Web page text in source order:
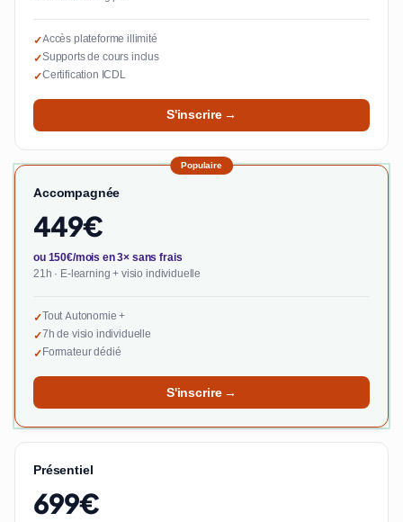
✓Accès plateforme illimité
✓Supports de cours inclus
✓Certification ICDL
S'inscrire →
Populaire
Accompagnée
449€
ou 150€/mois en 3× sans frais
21h · E-learning + visio individuelle
✓Tout Autonomie +
✓7h de visio individuelle
✓Formateur dédié
S'inscrire →
Présentiel
699€